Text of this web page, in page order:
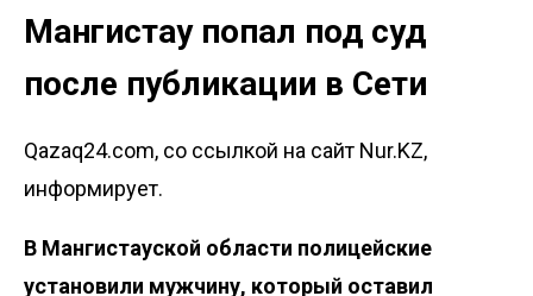
Мангистау попал под суд
после публикации в Сети
Qazaq24.com, со ссылкой на сайт Nur.KZ,
информирует.
В Мангистауской области полицейские
установили мужчину, который оставил